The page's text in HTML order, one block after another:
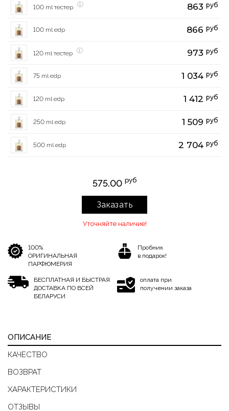
100 ml тестер 863 руб
100 ml edp 866 руб
120 ml тестер 973 руб
75 ml edp 1 034 руб
120 ml edp 1 412 руб
250 ml edp 1 509 руб
500 ml edp 2 704 руб
575.00 руб
Заказать
Уточняйте наличие!
100%
ОРИГИНАЛЬНАЯ
ПАРФЮМЕРИЯ
Пробник
в подарок!
БЕСПЛАТНАЯ И БЫСТРАЯ
ДОСТАВКА ПО ВСЕЙ
БЕЛАРУСИ
оплата при
получении заказа
ОПИСАНИЕ
КАЧЕСТВО
ВОЗВРАТ
ХАРАКТЕРИСТИКИ
ОТЗЫВЫ